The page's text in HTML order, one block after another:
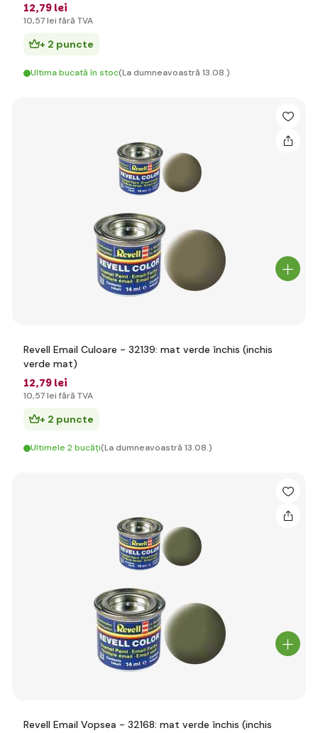
12,79 lei
10,57 lei fără TVA
+ 2 puncte
Ultima bucată în stoc(La dumneavoastră 13.08.)
Revell Email Culoare - 32139: mat verde închis (inchis
verde mat)
12,79 lei
10,57 lei fără TVA
+ 2 puncte
Ultimele 2 bucăți(La dumneavoastră 13.08.)
Revell Email Vopsea - 32168: mat verde închis (inchis